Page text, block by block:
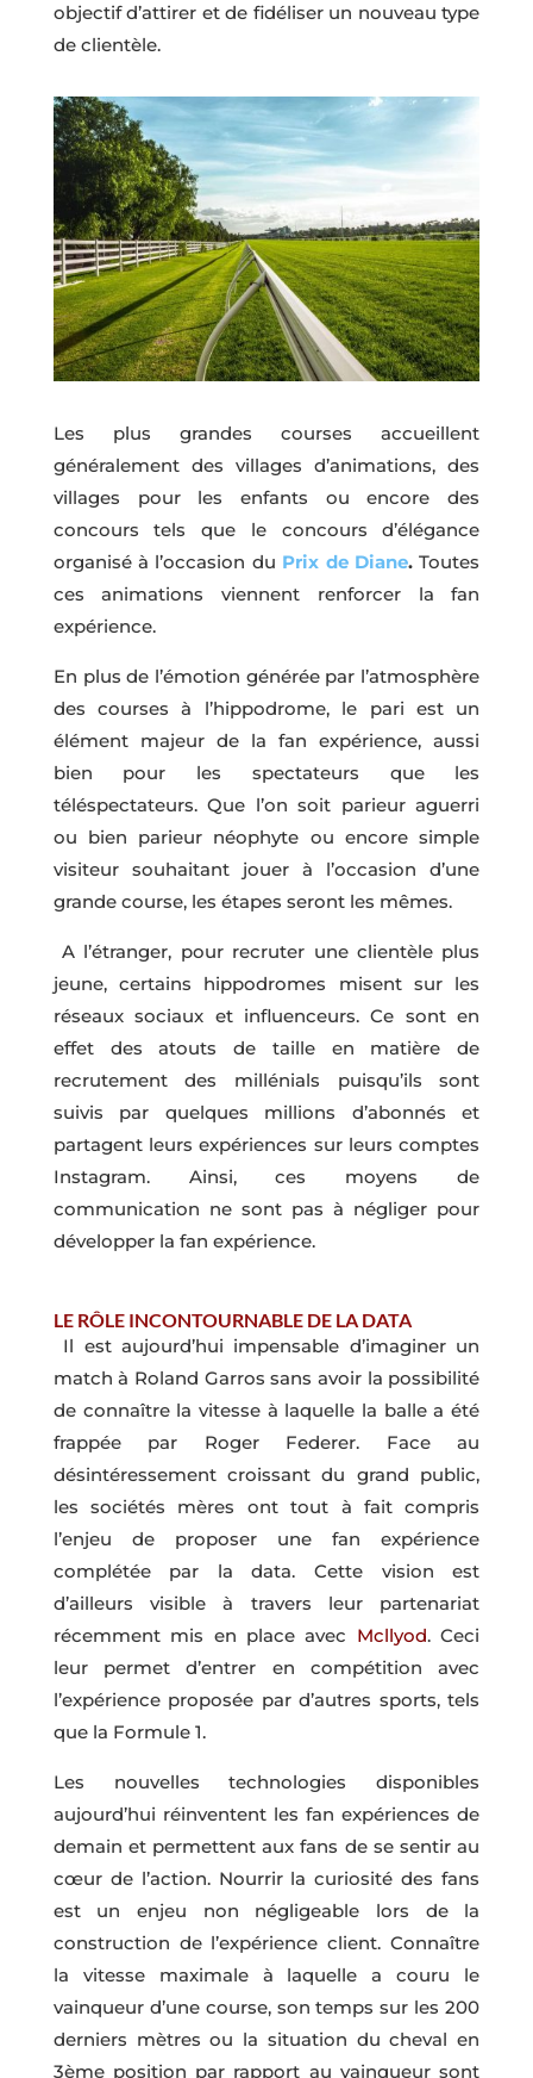
objectif d’attirer et de fidéliser un nouveau type
de clientèle.
Les plus grandes courses accueillent
généralement des villages d’animations, des
villages pour les enfants ou encore des
concours tels que le concours d’élégance
organisé à l’occasion du Prix de Diane.Toutes
ces animations viennent renforcer la fan
expérience.
En plus de l’émotion générée par l’atmosphère
des courses à l’hippodrome, le pari est un
élément majeur de la fan expérience, aussi
bien pour les spectateurs que les
téléspectateurs. Que l’on soit parieur aguerri
ou bien parieur néophyte ou encore simple
visiteur souhaitant jouer à l’occasion d’une
grande course, les étapes seront les mêmes.
A l’étranger, pour recruter une clientèle plus
jeune, certains hippodromes misent sur les
réseaux sociaux et influenceurs. Ce sont en
effet des atouts de taille en matière de
recrutement des millénials puisqu’ils sont
suivis par quelques millions d’abonnés et
partagent leurs expériences sur leurs comptes
Instagram. Ainsi, ces moyens de
communication ne sont pas à négliger pour
développer la fan expérience.
LE RÔLE INCONTOURNABLE DE LA DATA
Il est aujourd’hui impensable d’imaginer un
match à Roland Garros sans avoir la possibilité
de connaître la vitesse à laquelle la balle a été
frappée par Roger Federer. Face au
désintéressement croissant du grand public,
les sociétés mères ont tout à fait compris
l’enjeu de proposer une fan expérience
complétée par la data. Cette vision est
d’ailleurs visible à travers leur partenariat
récemment mis en place avec Mcllyod. Ceci
leur permet d’entrer en compétition avec
l’expérience proposée par d’autres sports, tels
que la Formule 1.
Les nouvelles technologies disponibles
aujourd’hui réinventent les fan expériences de
demain et permettent aux fans de se sentir au
cœur de l’action. Nourrir la curiosité des fans
est un enjeu non négligeable lors de la
construction de l’expérience client. Connaître
la vitesse maximale à laquelle a couru le
vainqueur d’une course, son temps sur les 200
derniers mètres ou la situation du cheval en
3ème position par rapport au vainqueur sont